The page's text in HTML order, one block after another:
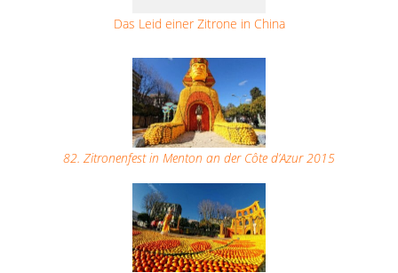
Das Leid einer Zitrone in China
82. Zitronenfest in Menton an der Côte d’Azur 2015